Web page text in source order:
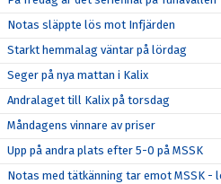
Notas släppte lös mot Infjärden
Starkt hemmalag väntar på lördag
Seger på nya mattan i Kalix
Andralaget till Kalix på torsdag
Måndagens vinnare av priser
Upp på andra plats efter 5-0 på MSSK
Notas med tätkänning tar emot MSSK -